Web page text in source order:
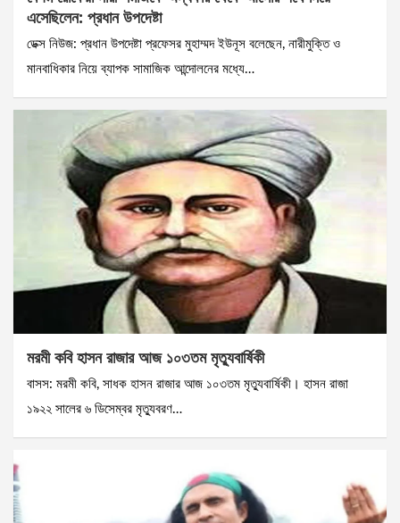
এসেছিলেন: প্রধান উপদেষ্টা
ডেক্স নিউজ: প্রধান উপদেষ্টা প্রফেসর মুহাম্মদ ইউনূস বলেছেন, নারীমুক্তি ও
মানবাধিকার নিয়ে ব্যাপক সামাজিক আন্দোলনের মধ্যে…
মরমী কবি হাসন রাজার আজ ১০৩তম মৃত্যুবার্ষিকী
বাসস: মরমী কবি, সাধক হাসন রাজার আজ ১০৩তম মৃত্যুবার্ষিকী। হাসন রাজা
১৯২২ সালের ৬ ডিসেম্বর মৃত্যুবরণ…